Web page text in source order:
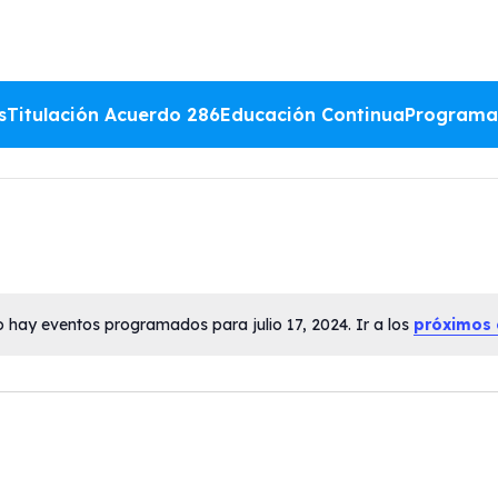
Titulación Acuerdo 286Educación Continua
Aviso
hay eventos programados para julio 17, 2024. Ir a los próximos